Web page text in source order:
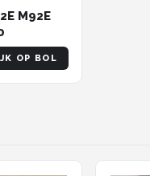
M92E
OP BOL